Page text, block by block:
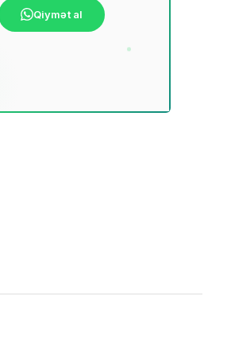
Qiymət al